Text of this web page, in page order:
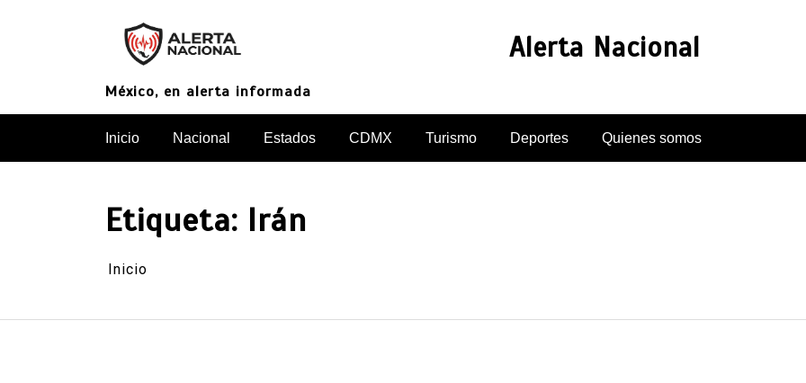
Alerta Nacional
México, en alerta informada
Inicio Nacional Estados CDMX Turismo Deportes Quienes somos
Etiqueta: Irán
Inicio